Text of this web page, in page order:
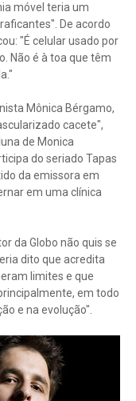
móvel teria um
De acordo
"É celular usado por
Não é à toa que têm
Mônica Bérgamo,
cacete",
de Monica
do seriado Tapas
da emissora em
em uma clínica
da Globo não quis se
dito que acredita
limites e que
em todo
e na evolução".